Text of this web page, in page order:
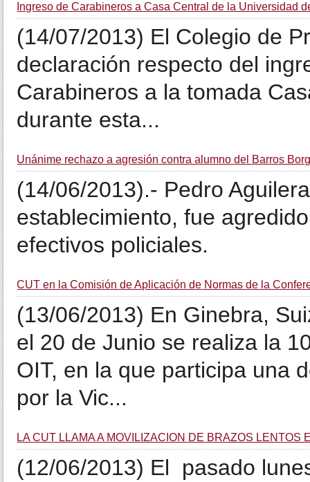
Ingreso de Carabineros a Casa Central de la Universidad
(14/07/2013) El Colegio de
declaración respecto del
Carabineros a la tomada
durante esta...
Unánime rechazo a agresión contra alumno del Barros
(14/06/2013).- Pedro
establecimiento, fue
efectivos policiales.
CUT en la Comisión de Aplicación de Normas de la
(13/06/2013) En Ginebra,
el 20 de Junio se realiza la
OIT, en la que participa una
por la Vic...
LA CUT LLAMA A MOVILIZACIÓN DE BRAZOS LENTOS
(12/06/2013) El pasado